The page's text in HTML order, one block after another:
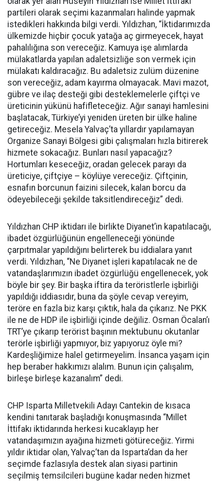
partileri olarak seçimi kazanmaları halinde yapmak
istedikleri hakkında bilgi verdi. Yıldızhan, “İktidarımızda
ülkemizde hiçbir çocuk yatağa aç girmeyecek, hayat
pahalılığına son vereceğiz. Kamuya işe alımlarda
mülakatlarda yapılan adaletsizliğe son vermek için
mülakatı kaldıracağız. Bu adaletsiz zulüm düzenine
son vereceğiz, adam kayırma olmayacak. Mavi mazot,
gübre ve ilaç desteği gibi desteklemelerle çiftçi ve
üreticinin yükünü hafifleteceğiz. Ağır sanayi hamlesini
başlatacak, Türkiye’yi yeniden üreten bir ülke haline
getireceğiz. Mesela Yalvaç’ta yıllardır yapılamayan
Organize Sanayi Bölgesi gibi çalışmaları hızla bitirerek
hizmete sokacağız. Bunları nasıl yapacağız?
Hortumları keseceğiz, oradan gelecek parayı da
üreticiye, çiftçiye – köylüye vereceğiz. Çiftçinin,
esnafın borcunun faizini silecek, kalan borcu da
ödeyebileceği şekilde taksitlendireceğiz” dedi.
Yıldızhan CHP iktidarı ile birlikte Diyanet’in kapatılacağı,
ibadet özgürlüğünün engelleneceği yönünde
çarpıtmalar yapıldığını belirterek bu iddialara yanıt
verdi. Yıldızhan, “Ne Diyanet işleri kapatılacak ne de
vatandaşlarımızın ibadet özgürlüğü engellenecek, yok
böyle bir şey. Bir başka iftira da teröristlerle işbirliği
yapıldığı iddiasıdır, buna da şöyle cevap vereyim,
teröre en fazla biz karşı çıktık, hala da çıkarız. Ne PKK
ile ne de HDP ile işbirliği içinde değiliz. Osman Öcalan’ı
TRT’ye çıkarıp terörist başının mektubunu okutanlar
terörle işbirliği yapmıyor, biz yapıyoruz öyle mi?
Kardeşliğimize halel getirmeyelim. İnsanca yaşam için
hep beraber hakkımızı alalım. Bunun için çalışalım,
birleşe birleşe kazanalım” dedi.
CHP Isparta Milletvekili Adayı Cantekin de kısaca
kendini tanıtarak başladığı konuşmasında “Millet
İttifakı iktidarında herkesi kucaklayıp her
vatandaşımızın ayağına hizmeti götüreceğiz. Yirmi
yıldır iktidar olan, Yalvaç’tan da Isparta’dan da her
seçimde fazlasıyla destek alan siyasi partinin
seçilmiş temsilcileri bugüne kadar neden hizmet